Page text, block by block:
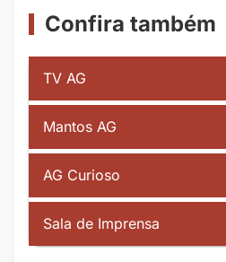
Confira também
TV AG
Mantos AG
AG Curioso
Sala de Imprensa